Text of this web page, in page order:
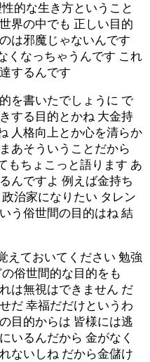
的な生き方ということ
界の中でも 正しい目的
は邪魔じゃないんです
くなっちゃうんです これ
するんです
を書いたでしょうに で
する目的とかね 大金持
人格向上とか心を清らか
あそういうことだから
もちょこっと語ります あ
んですよ 例えば金持ち
治家になりたい タレン
う俗世間の目的はね 結
えておいてください 勉強
俗世間的な目的をも
は無視はできません だ
だ 幸福だだけというわ
目的からは 皆様には逃
いるんだから 金がなく
ないしね だから金儲け